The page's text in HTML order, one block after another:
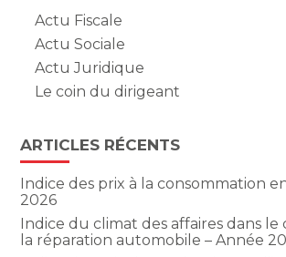
Actu Fiscale
Actu Sociale
Actu Juridique
Le coin du dirigeant
ARTICLES RÉCENTS
Indice des prix à la consommation
2026
Indice du climat des affaires dans
la réparation automobile – Année